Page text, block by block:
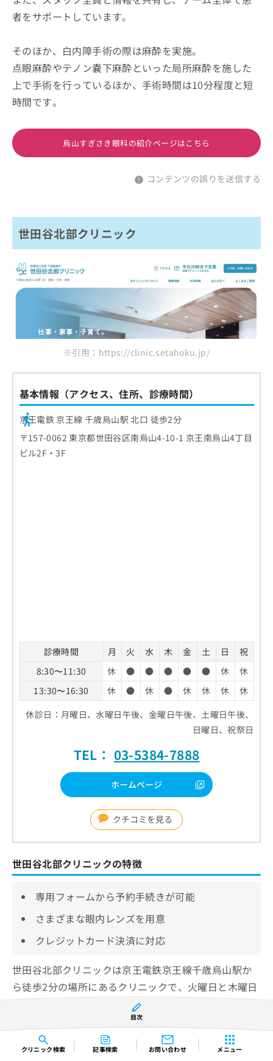
クリニック検索 記事検索 お問い合わせ メニュー
者をサポートしています。
そのほか、白内障手術の際は麻酔を実施。
点眼麻酔やテノン嚢下麻酔といった局所麻酔を施した
上で手術を行っているほか、手術時間は10分程度と短
時間です。
烏山すぎさき眼科の紹介ページはこちら
コンテンツの誤りを送信する
世田谷北部クリニック
※引用：https://clinic.setahoku.jp/
基本情報（アクセス、住所、診療時間）
京王電鉄 京王線 千歳烏山駅 北口 徒歩2分
〒157-0062 東京都世田谷区南烏山4-10-1 京王南烏山4丁目
ビル2F・3F
診療時間 月 火 水 木 金 土 日
祝
8:30〜11:30
休 ● ● ● ● ● 休
休
13:30〜16:30
休 ● 休 ● 休 休 休
休
休診日：月曜日、水曜日午後、金曜日午後、土曜日午後、
日曜日、祝祭日
TEL： 03-5384-7888
ホームページ
クチコミを見る
世田谷北部クリニックの特徴
専用フォームから予約手続きが可能
さまざまな眼内レンズを用意
クレジットカード決済に対応
世田谷北部クリニックは京王電鉄京王線千歳烏山駅か
ら徒歩2分の場所にあるクリニックで、火曜日と木曜日
は16時30分まで診療を行っています。
Web予約に対応しており、専用フォームから予約手続
きが可能です。
目次